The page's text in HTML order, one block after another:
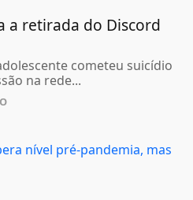
a retirada do Discord
cometeu suicídio
na rede...